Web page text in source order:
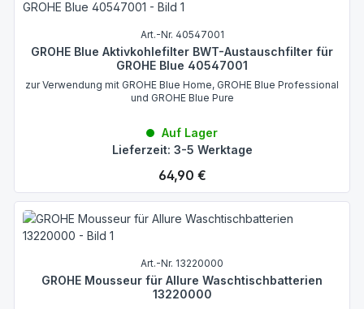
Art.-Nr. 40547001
GROHE Blue Aktivkohlefilter BWT-Austauschfilter für
GROHE Blue 40547001
zur Verwendung mit GROHE Blue Home, GROHE Blue Professional
und GROHE Blue Pure
Auf Lager
Lieferzeit: 3-5 Werktage
Regulärer Preis:
64,90 €
Art.-Nr. 13220000
GROHE Mousseur für Allure Waschtischbatterien
13220000